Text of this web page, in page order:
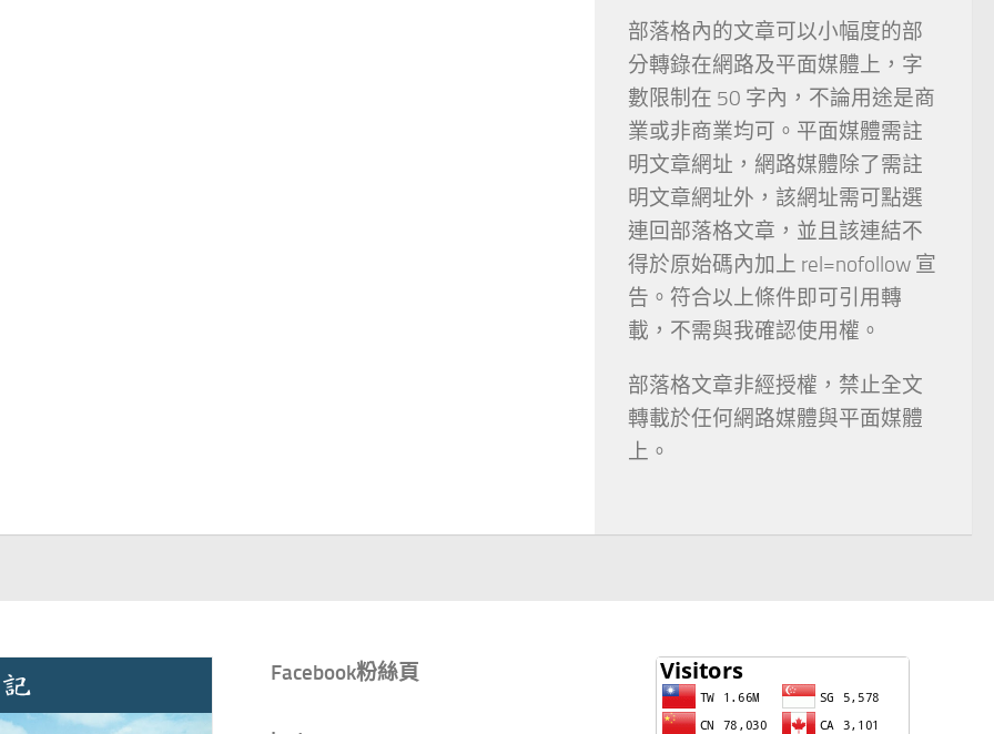
部落格內的文章可以小幅度的部
分轉錄在網路及平面媒體上，字
數限制在 50 字內，不論用途是商
業或非商業均可。平面媒體需註
明文章網址，網路媒體除了需註
明文章網址外，該網址需可點選
連回部落格文章，並且該連結不
得於原始碼內加上 rel=nofollow 宣
告。符合以上條件即可引用轉
載，不需與我確認使用權。
部落格文章非經授權，禁止全文
轉載於任何網路媒體與平面媒體
上。
Facebook粉絲頁